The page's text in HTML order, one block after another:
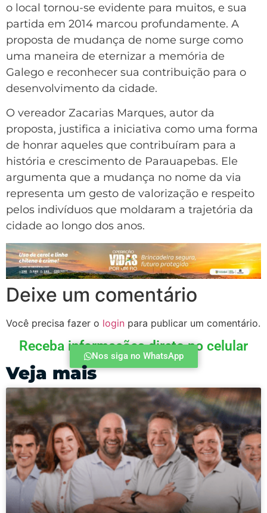
o local tornou-se evidente para muitos, e sua
partida em 2014 marcou profundamente. A
proposta de mudança de nome surge como
uma maneira de eternizar a memória de
Galego e reconhecer sua contribuição para o
desenvolvimento da cidade.
O vereador Zacarias Marques, autor da
proposta, justifica a iniciativa como uma forma
de honrar aqueles que contribuíram para a
história e crescimento de Parauapebas. Ele
argumenta que a mudança no nome da via
representa um gesto de valorização e respeito
pelos indivíduos que moldaram a trajetória da
cidade ao longo dos anos.
Deixe um comentário
Você precisa fazer o login para publicar um comentário.
Receba informações direto no celular
Nos siga no WhatsApp
Veja mais